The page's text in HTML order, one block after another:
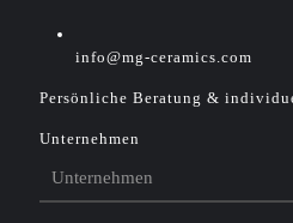
info@mg-ceramics.com
Persönliche Beratung &
Unternehmen